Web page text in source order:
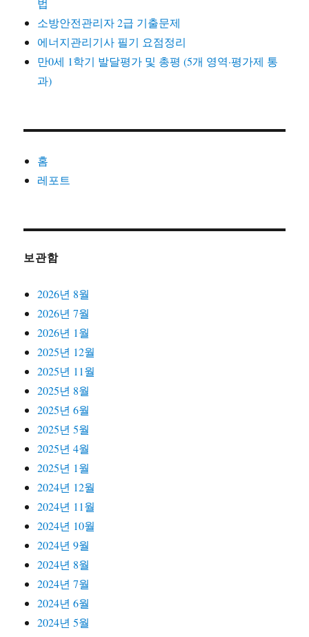
법
소방안전관리자 2급 기출문제
에너지관리기사 필기 요점정리
만0세 1학기 발달평가 및 총평 (5개 영역·평가제 통
과)
홈
레포트
보관함
2026년 8월
2026년 7월
2026년 1월
2025년 12월
2025년 11월
2025년 8월
2025년 6월
2025년 5월
2025년 4월
2025년 1월
2024년 12월
2024년 11월
2024년 10월
2024년 9월
2024년 8월
2024년 7월
2024년 6월
2024년 5월